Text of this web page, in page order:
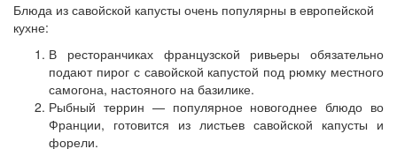
Блюда из савойской капусты очень популярны в европейской
кухне:
В ресторанчиках французской ривьеры обязательно
подают пирог с савойской капустой под рюмку местного
самогона, настояного на базилике.
Рыбный террин — популярное новогоднее блюдо во
Франции, готовится из листьев савойской капусты и
форели.